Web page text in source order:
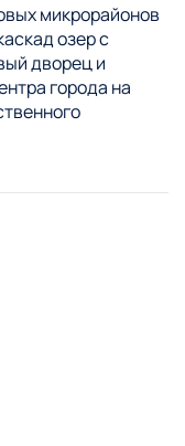
микрорайонов
озер с
дворец и
города на
машина,
полотенца,
чай, кофе,
нескольких
гостей